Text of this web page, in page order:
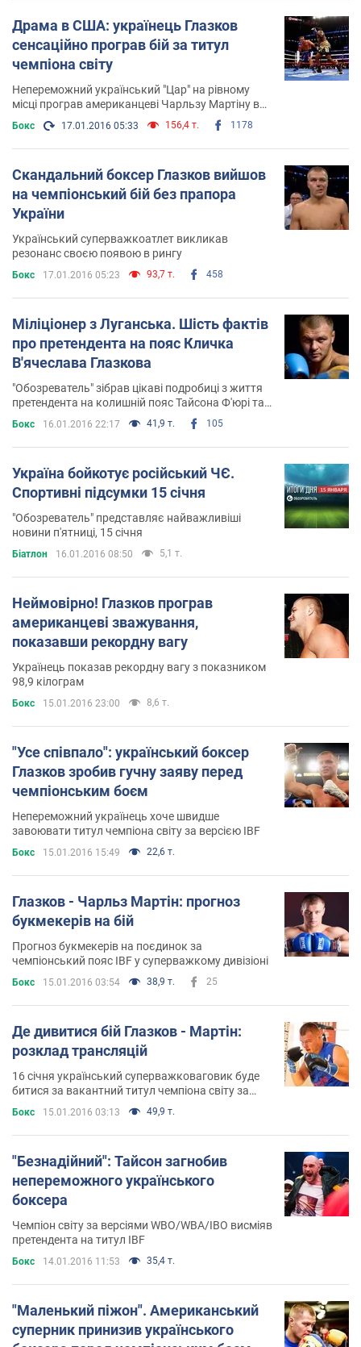
Драма в США: українець Глазков
сенсаційно програв бій за титул
чемпіона світу
Непереможний український "Цар" на рівному
місці програв американцеві Чарльзу Мартіну в
третьому раунді
Бокс 17.01.2016 05:33 156,4 т. 1178
Скандальний боксер Глазков вийшов
на чемпіонський бій без прапора
України
Український суперважкоатлет викликав
резонанс своєю появою в рингу
Бокс 17.01.2016 05:23 93,7 т. 458
Міліціонер з Луганська. Шість фактів
про претендента на пояс Кличка
В'ячеслава Глазкова
"Обозреватель" зібрав цікаві подробиці з життя
претендента на колишній пояс Тайсона Ф'юрі та
Бокс 16.01.2016 22:17 41,9 т. 105
Україна бойкотує російський ЧЄ.
Спортивні підсумки 15 січня
"Обозреватель" представляє найважливіші
новини п'ятниці, 15 січня
Біатлон 16.01.2016 08:50 5,1 т.
Неймовірно! Глазков програв
американцеві зважування,
показавши рекордну вагу
Українець показав рекордну вагу з показником
98,9 кілограм
Бокс 15.01.2016 23:00 8,6 т.
"Усе співпало": український боксер
Глазков зробив гучну заяву перед
чемпіонським боєм
Непереможний українець хоче швидше
завоювати титул чемпіона світу за версією IBF
Бокс 15.01.2016 15:49 22,6 т.
Глазков - Чарльз Мартін: прогноз
букмекерів на бій
Прогноз букмекерів на поєдинок за
чемпіонський пояс IBF у суперважкому дивізіоні
Бокс 15.01.2016 03:54 38,9 т. 25
Де дивитися бій Глазков - Мартін:
розклад трансляцій
16 січня український суперважковаговик буде
битися за вакантний титул чемпіона світу за
Бокс 15.01.2016 03:13 49,9 т.
"Безнадійний": Тайсон загнобив
непереможного українського
боксера
Чемпіон світу за версіями WBO/WBA/IBO висміяв
претендента на титул IBF
Бокс 14.01.2016 11:53 35,4 т.
"Маленький піжон". Американський
суперник принизив українського